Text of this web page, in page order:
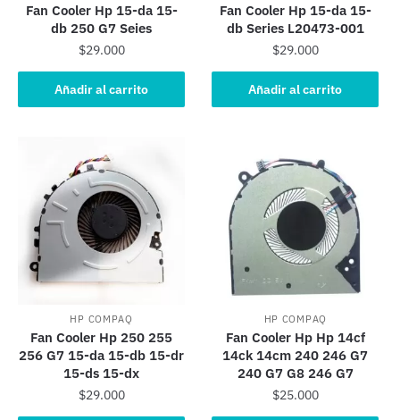
Fan Cooler Hp 15-da 15-
db 250 G7 Seies
$29.000
Añadir al carrito
Fan Cooler Hp 15-da 15-
db Series L20473-001
$29.000
Añadir al carrito
HP COMPAQ
Fan Cooler Hp 250 255
256 G7 15-da 15-db 15-dr
15-ds 15-dx
$29.000
HP COMPAQ
Fan Cooler Hp Hp 14cf
14ck 14cm 240 246 G7
240 G7 G8 246 G7
$25.000